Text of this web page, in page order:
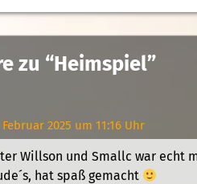
zu “Heimspiel”
2025 um 11:16 Uhr
Willson und Smallc war echt
hat spaß gemacht